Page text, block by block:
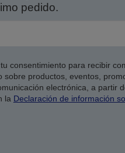
pedido.
consentimiento para recibir
productos, eventos,
electrónica, a partir
la Declaración de información